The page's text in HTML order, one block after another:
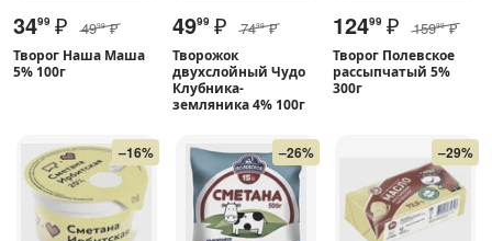
3499 ₽ 4999 ₽
Творог Наша Маша
5% 100г
4999 ₽ 7499 ₽
Творожок
двухслойный Чудо
Клубника-
земляника 4% 100г
12499 ₽ 15999 ₽
Творог Полевское
рассыпчатый 5%
300г
–16% –26% –29%